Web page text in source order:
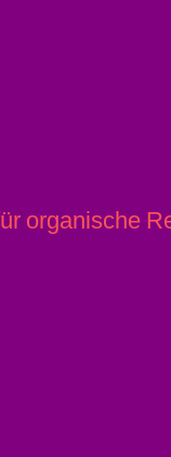
organische